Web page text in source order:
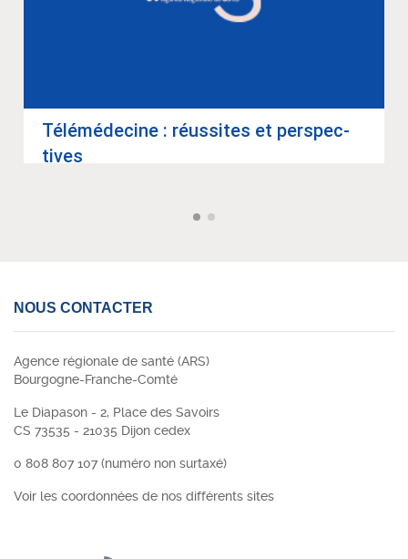
Télé­mé­de­cine : réus­sites et pers­pec­
tives
NOUS CONTACTER
Agence régionale de santé (ARS)
Bourgogne-Franche-Comté
Le Diapason - 2, Place des Savoirs
CS 73535 - 21035 Dijon cedex
0 808 807 107 (numéro non surtaxé)
Voir les coordonnées de nos différents sites